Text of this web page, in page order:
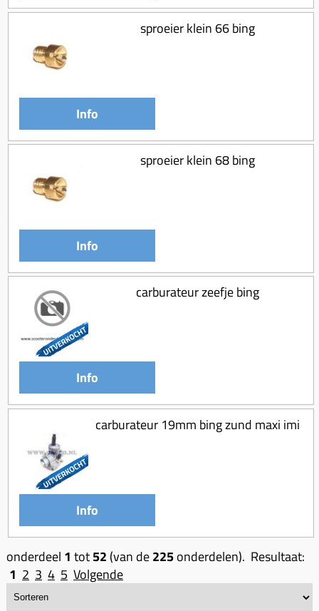
sproeier klein 66 bing
Info
sproeier klein 68 bing
Info
carburateur zeefje bing
Info
carburateur 19mm bing zund maxi imi
Info
onderdeel 1 tot52 (van de225onderdelen). Resultaat:
1 2 3 4 5 Volgende